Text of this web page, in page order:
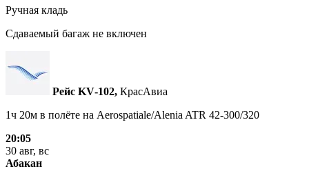
Ручная кладь
Сдаваемый багаж не включен
Рейс KV‑102, КрасАвиа
1ч 20м в полёте на Aerospatiale/Alenia ATR 42-300/320
20:05
30 авг, вс
Абакан